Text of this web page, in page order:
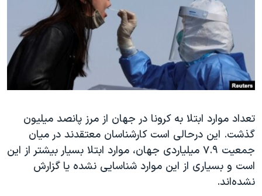
فرهنگ و زندگی
حقوق شهروندی
اقتصادی
علم و فناوری
گالری عکس
آرشیو پخش زنده
مستندها
انتخابات ریاست جمهوری آمریکا ۲۰۲۴
حمله جمهوری اسلامی به اسرائیل
رمز مهسا
اعتراضات زن، زندگی، آزادی
مجموعه مستندهای دادخواهی
تریبونال مردمی آبان ۹۸
دادگاه حمید نوری
دنبال کنید
زبانهای مختلف
تعداد موارد ابتلا به کرونا در جهان از مرز پانصد میلیون
گذشت. این درحالی است کارشناسان معتقدند در میان
جمعیت ۷.۹ میلیاردی جهان، موارد ابتلا بسیار بیشتر از این
است و بسیاری از این موارد شناسایی نشده یا گزارش
نشده‌اند.